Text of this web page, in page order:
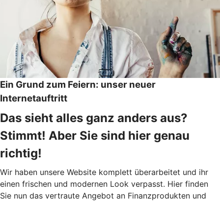
Ein Grund zum Feiern: unser neuer
Internetauftritt
Das sieht alles ganz anders aus?
Stimmt! Aber Sie sind hier genau
richtig!
Wir haben unsere Website komplett überarbeitet und ihr
einen frischen und modernen Look verpasst. Hier finden
Sie nun das vertraute Angebot an Finanzprodukten und